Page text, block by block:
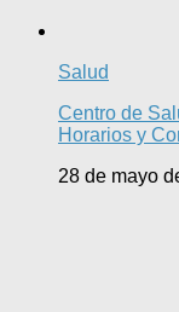
Salud
Centro de
Horarios y
28 de mayo